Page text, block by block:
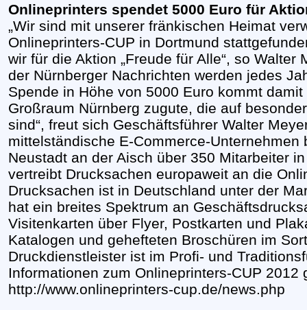
Onlineprinters spendet 5000 Euro für
„Wir sind mit unserer fränkischen Heimat
Onlineprinters-CUP in Dortmund
wir für die Aktion „Freude für Alle“, so
der Nürnberger Nachrichten werden jedes
Spende in Höhe von 5000 Euro kommt
Großraum Nürnberg zugute, die auf
sind“, freut sich Geschäftsführer Walter
mittelständische E-Commerce-
Neustadt an der Aisch über 350 Mitarbeiter
vertreibt Drucksachen europaweit an die
Drucksachen ist in Deutschland unter der
hat ein breites Spektrum an
Visitenkarten über Flyer, Postkarten und
Katalogen und gehefteten Broschüren im
Druckdienstleister ist im Profi- und
Informationen zum Onlineprinters-CUP 2012
http://www.onlineprinters-cup.de/news.php